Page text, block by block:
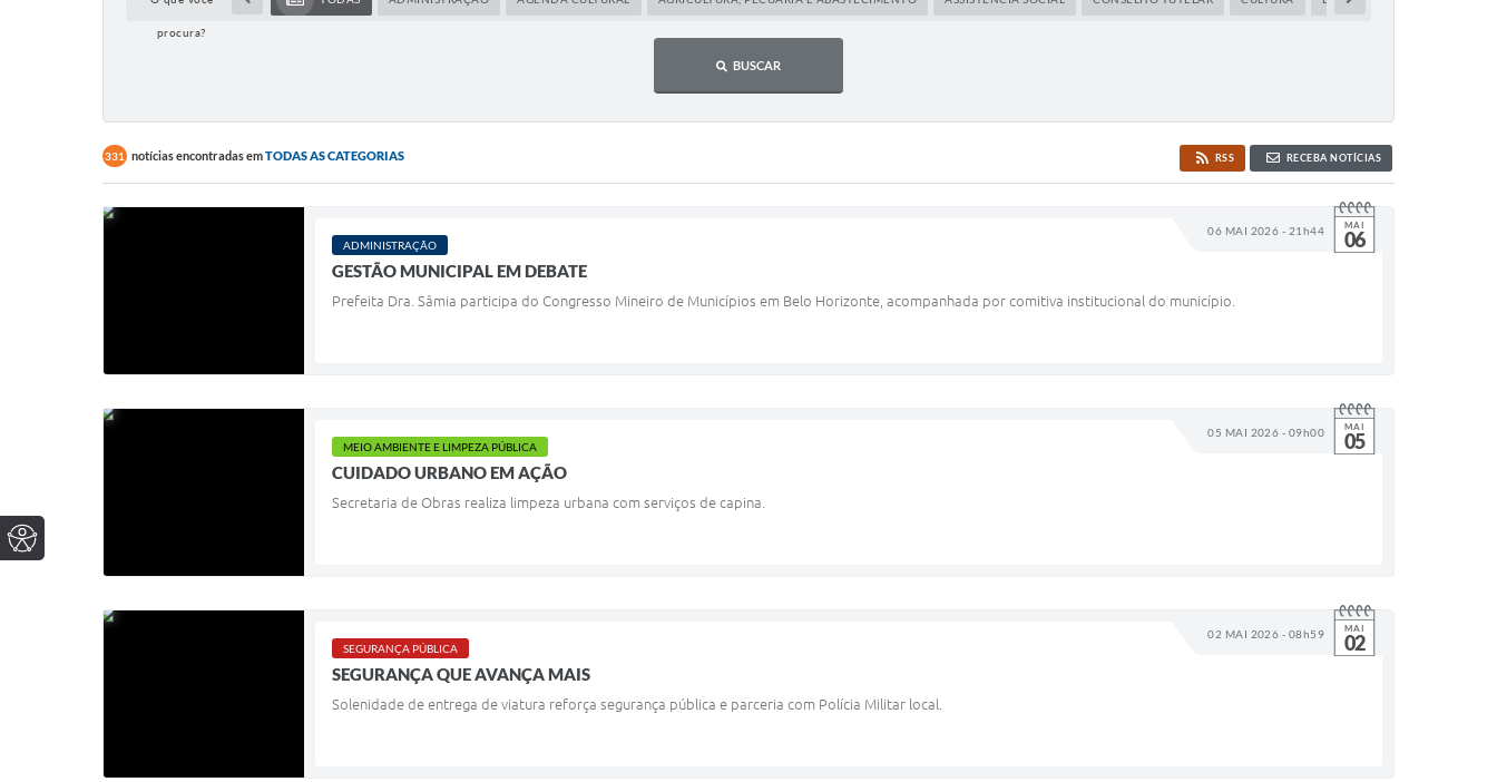
procura?
BUSCAR
331 notícias encontradas emTODAS AS CATEGORIAS RSS RECEBA NOTÍCIAS
06 MAI 2026 - 21h44 MAI
06
ADMINISTRAÇÃO
GESTÃO MUNICIPAL EM DEBATE
Prefeita Dra. Sâmia participa do Congresso Mineiro de Municípios em Belo Horizonte, acompanhada por comitiva institucional do município.
05 MAI 2026 - 09h00 MAI
05
MEIO AMBIENTE E LIMPEZA PÚBLICA
CUIDADO URBANO EM AÇÃO
Secretaria de Obras realiza limpeza urbana com serviços de capina.
02 MAI 2026 - 08h59 MAI
02
SEGURANÇA PÚBLICA
SEGURANÇA QUE AVANÇA MAIS
Solenidade de entrega de viatura reforça segurança pública e parceria com Polícia Militar local.